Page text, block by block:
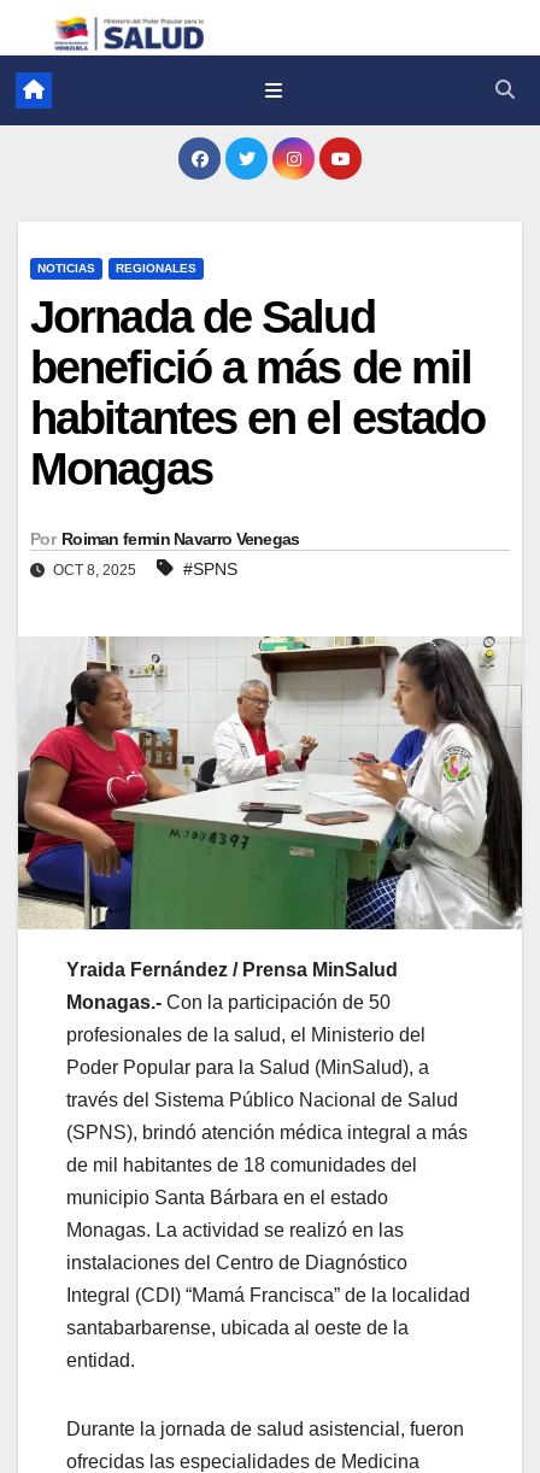
NOTICIAS REGIONALES
Jornada de Salud
benefició a más de mil
habitantes en el estado
Monagas
Por Roiman fermin Navarro Venegas
OCT 8, 2025 #SPNS
Yraida Fernández / Prensa MinSalud
Monagas.- Con la participación de 50
profesionales de la salud, el Ministerio del
Poder Popular para la Salud (MinSalud), a
través del Sistema Público Nacional de Salud
(SPNS), brindó atención médica integral a más
de mil habitantes de 18 comunidades del
municipio Santa Bárbara en el estado
Monagas. La actividad se realizó en las
instalaciones del Centro de Diagnóstico
Integral (CDI) “Mamá Francisca” de la localidad
santabarbarense, ubicada al oeste de la
entidad.
Durante la jornada de salud asistencial, fueron
ofrecidas las especialidades de Medicina